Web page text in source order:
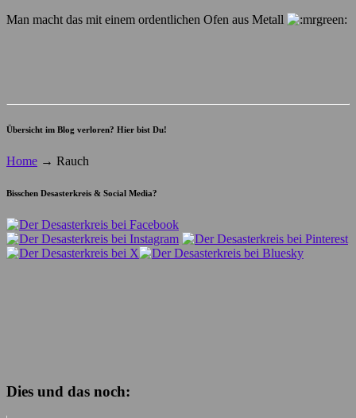
Man macht das mit einem ordentlichen Ofen aus Metall
Übersicht im Blog verloren? Hier bist Du!
Home → Rauch
Bisschen Desasterkreis & Social Media?
Dies und das noch: